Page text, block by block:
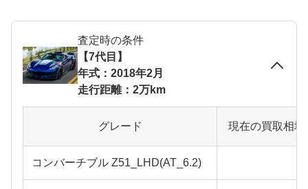
査定時の条件
【7代目】
年式：2018年2月
走行距離：2万km
グレード 現在の買取相
コンバーチブル Z51_LHD(AT_6.2)